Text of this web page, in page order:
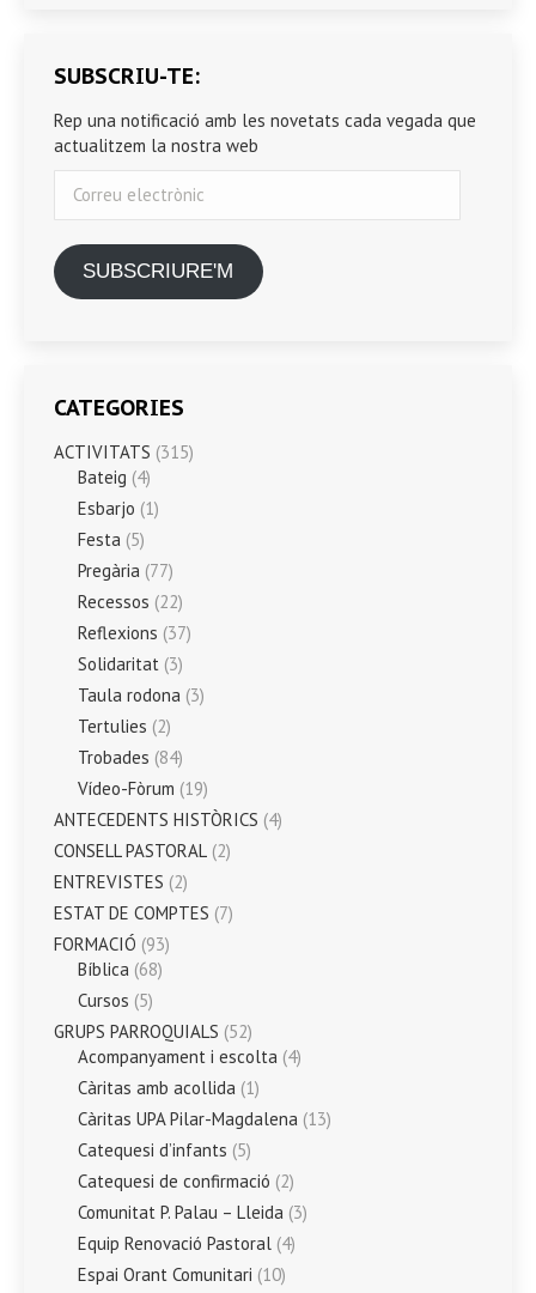
SUBSCRIU-TE:
Rep una notificació amb les novetats cada vegada que
actualitzem la nostra web
electrònic
SUBSCRIURE'M
CATEGORIES
ACTIVITATS (315)
Bateig (4)
Esbarjo (1)
Festa (5)
Pregària (77)
Recessos (22)
Reflexions (37)
Solidaritat (3)
Taula rodona (3)
Tertulies (2)
Trobades (84)
Vídeo-Fòrum (19)
ANTECEDENTS HISTÒRICS (4)
CONSELL PASTORAL (2)
ENTREVISTES (2)
ESTAT DE COMPTES (7)
FORMACIÓ (93)
Bíblica (68)
Cursos (5)
GRUPS PARROQUIALS (52)
Acompanyament i escolta (4)
Càritas amb acollida (1)
Càritas UPA Pilar-Magdalena (13)
Catequesi d’infants (5)
Catequesi de confirmació (2)
Comunitat P. Palau – Lleida (3)
Equip Renovació Pastoral (4)
Espai Orant Comunitari (10)